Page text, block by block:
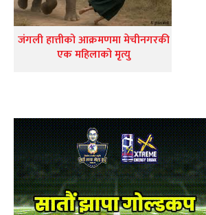
जंगली हात्तीको आक्रमणमा मेचीनगरकी
एक महिलाको मृत्यु